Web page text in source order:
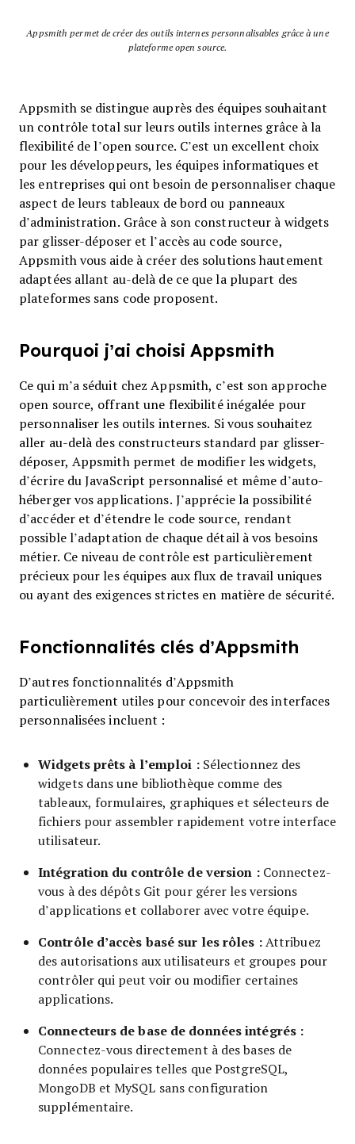
Appsmith permet de créer des outils internes personnalisables grâce à une
plateforme open source.
Appsmith se distingue auprès des équipes souhaitant
un contrôle total sur leurs outils internes grâce à la
flexibilité de l’open source. C’est un excellent choix
pour les développeurs, les équipes informatiques et
les entreprises qui ont besoin de personnaliser chaque
aspect de leurs tableaux de bord ou panneaux
d’administration. Grâce à son constructeur à widgets
par glisser-déposer et l’accès au code source,
Appsmith vous aide à créer des solutions hautement
adaptées allant au-delà de ce que la plupart des
plateformes sans code proposent.
Pourquoi j’ai choisi Appsmith
Ce qui m’a séduit chez Appsmith, c’est son approche
open source, offrant une flexibilité inégalée pour
personnaliser les outils internes. Si vous souhaitez
aller au-delà des constructeurs standard par glisser-
déposer, Appsmith permet de modifier les widgets,
d’écrire du JavaScript personnalisé et même d’auto-
héberger vos applications. J’apprécie la possibilité
d’accéder et d’étendre le code source, rendant
possible l’adaptation de chaque détail à vos besoins
métier. Ce niveau de contrôle est particulièrement
précieux pour les équipes aux flux de travail uniques
ou ayant des exigences strictes en matière de sécurité.
Fonctionnalités clés d’Appsmith
D’autres fonctionnalités d’Appsmith
particulièrement utiles pour concevoir des interfaces
personnalisées incluent :
Widgets prêts à l’emploi :Sélectionnez des
widgets dans une bibliothèque comme des
tableaux, formulaires, graphiques et sélecteurs de
fichiers pour assembler rapidement votre interface
utilisateur.
Intégration du contrôle de version :Connectez-
vous à des dépôts Git pour gérer les versions
d’applications et collaborer avec votre équipe.
Contrôle d’accès basé sur les rôles :Attribuez
des autorisations aux utilisateurs et groupes pour
contrôler qui peut voir ou modifier certaines
applications.
Connecteurs de base de données intégrés :
Connectez-vous directement à des bases de
données populaires telles que PostgreSQL,
MongoDB et MySQL sans configuration
supplémentaire.